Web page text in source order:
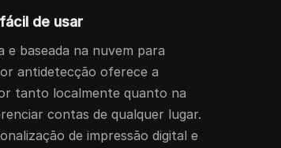
de usar
baseada na nuvem para
antidetecção oferece a
tanto localmente quanto na
contas de qualquer lugar.
de impressão digital e